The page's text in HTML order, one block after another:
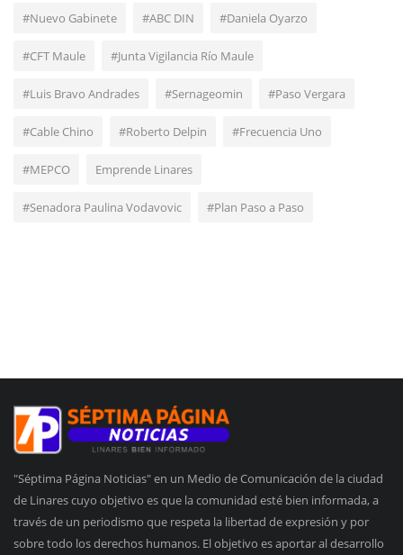
#Nuevo Gabinete #ABC DIN #Daniela Oyarzo
#CFT Maule #Junta Vigilancia Río Maule
#Luis Bravo Andrades #Sernageomin #Paso Vergara
#Cable Chino #Roberto Delpin #Frecuencia Uno
#MEPCO Emprende Linares
#Senadora Paulina Vodavovic #Plan Paso a Paso
"Séptima Página Noticias" en un Medio de Comunicación de la ciudad
de Linares cuyo objetivo es que la comunidad esté bien informada, a
través de un periodismo que respeta la libertad de expresión y por
sobre todo los derechos humanos. El objetivo es aportar al desarrollo